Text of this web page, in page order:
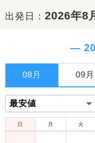
出発日： 2026年8
―
08月 09月
日 月 火